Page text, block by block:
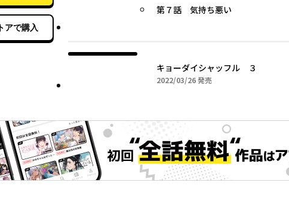
アで購入
第７話 気持ち悪い
キョーダイシャッフル ３
2022/03/262022年03月26日
発売